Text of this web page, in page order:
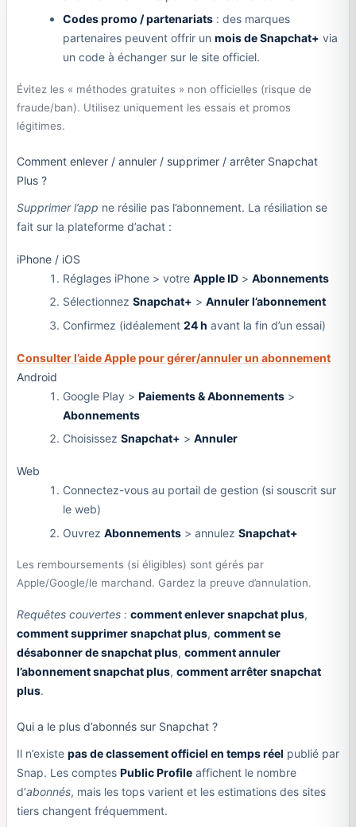
Codes promo / partenariats : des marques
partenaires peuvent offrir un mois de Snapchat+ via
un code à échanger sur le site officiel.
Évitez les « méthodes gratuites » non officielles (risque de
fraude/ban). Utilisez uniquement les essais et promos
légitimes.
Comment enlever / annuler / supprimer / arrêter Snapchat
Plus ?
Supprimer l’app ne résilie pas l’abonnement. La résiliation se
fait sur la plateforme d’achat :
iPhone / iOS
Réglages iPhone > votre Apple ID > Abonnements
Sélectionnez Snapchat+ > Annuler l’abonnement
Confirmez (idéalement 24 h avant la fin d’un essai)
Consulter l’aide Apple pour gérer/annuler un abonnement
Android
Google Play > Paiements & Abonnements >
Abonnements
Choisissez Snapchat+ > Annuler
Web
Connectez-vous au portail de gestion (si souscrit sur
le web)
Ouvrez Abonnements > annulez Snapchat+
Les remboursements (si éligibles) sont gérés par
Apple/Google/le marchand. Gardez la preuve d’annulation.
Requêtes couvertes : comment enlever snapchat plus,
comment supprimer snapchat plus, comment se
désabonner de snapchat plus, comment annuler
l’abonnement snapchat plus, comment arrêter snapchat
plus.
Qui a le plus d’abonnés sur Snapchat ?
Il n’existe pas de classement officiel en temps réel publié par
Snap. Les comptes Public Profileaffichent le nombre
d’abonnés, mais les tops varient et les estimations des sites
tiers changent fréquemment.